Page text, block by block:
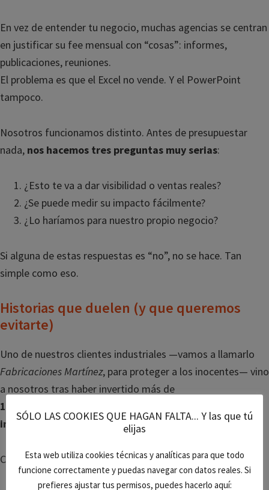
En vez de entender tu negocio, muchas agencias se centran
en justificar su fee mensual con “cosas”: informes,
publicaciones, reuniones.
El problema es que el Excel no vende. Y el PowerPoint
tampoco.
Nosotros funcionamos distinto. Antes de presupuestar
nada, nos hacemos tres preguntas muy serias:
¿Esto te va a dar visibilidad o ventas reales?
¿Se puede medir su impacto fácilmente?
¿Lo haríamos para nuestro propio negocio?
Si alguna de estas respuestas es “no”, no se hace. Tan
simple como eso.
Historias que duelen (y que queremos
evitarte)
Uno de nuestros clientes industriales —vamos a llamarlo
Fabricaciones Martínez, para proteger a los inocentes— vino
a nosotros tras haber invertido más de
12.000 € en una web con “posicionamiento SEO
incluido” .
Cuando la revisamos, nos encontramos con:
SÓLO LAS COOKIES QUE HAGAN FALTA... Y las que tú
elijas
Esta web utiliza cookies técnicas y analíticas para que todo
funcione correctamente y puedas navegar con datos reales. Si
prefieres ajustar tus permisos, puedes hacerlo aquí: